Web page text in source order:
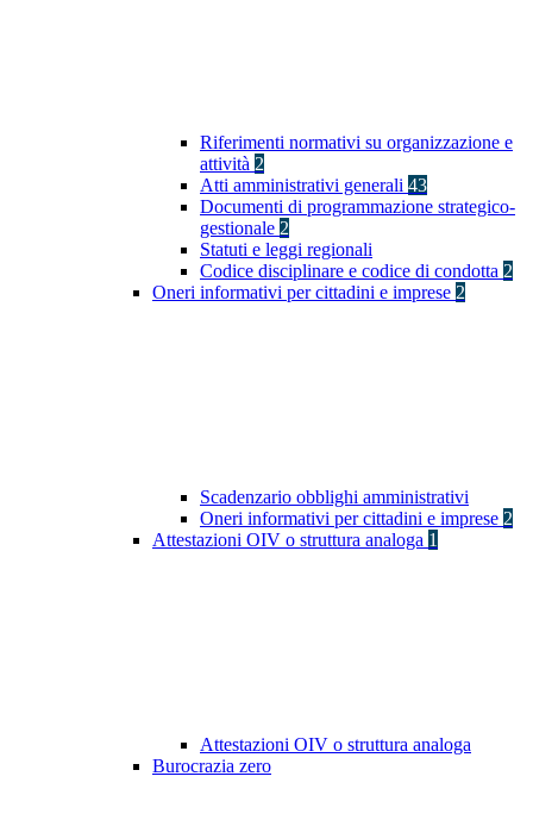
Riferimenti normativi su organizzazione e
attività 2
Atti amministrativi generali 43
Documenti di programmazione strategico-
gestionale 2
Statuti e leggi regionali
Codice disciplinare e codice di condotta 2
Oneri informativi per cittadini e imprese 2
Scadenzario obblighi amministrativi
Oneri informativi per cittadini e imprese 2
Attestazioni OIV o struttura analoga 1
Attestazioni OIV o struttura analoga
Burocrazia zero